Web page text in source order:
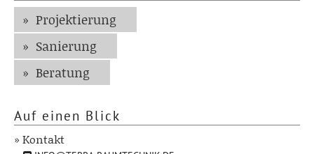
Projektierung
Sanierung
Beratung
Auf einen Blick
» Kontakt